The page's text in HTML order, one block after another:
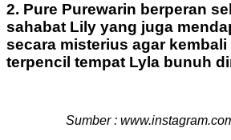
2. Pure Purewarin berperan
sahabat Lily yang juga
secara misterius agar
terpencil tempat Lyla bunuh
Sumber :